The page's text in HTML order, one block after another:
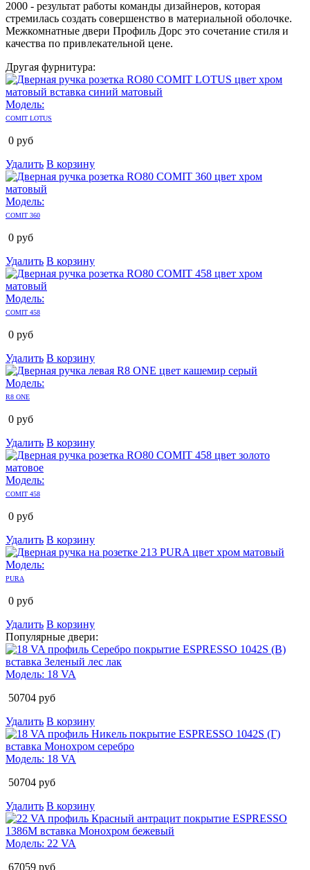
2000 - результат работы команды дизайнеров, которая
стремилась создать совершенство в материальной оболочке.
Межкомнатные двери Профиль Дорс это сочетание стиля и
качества по привлекательной цене.
Другая фурнитура:
Модель:
COMIT LOTUS
0 руб
Удалить В корзину
Модель:
COMIT 360
0 руб
Удалить В корзину
Модель:
COMIT 458
0 руб
Удалить В корзину
Модель:
R8 ONE
0 руб
Удалить В корзину
Модель:
COMIT 458
0 руб
Удалить В корзину
Модель:
PURA
0 руб
Удалить В корзину
Популярные двери:
Модель: 18 VA
50704 руб
Удалить В корзину
Модель: 18 VA
50704 руб
Удалить В корзину
Модель: 22 VA
67059 руб